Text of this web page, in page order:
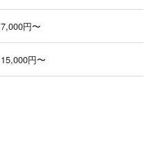
7,000円〜
15,000円〜